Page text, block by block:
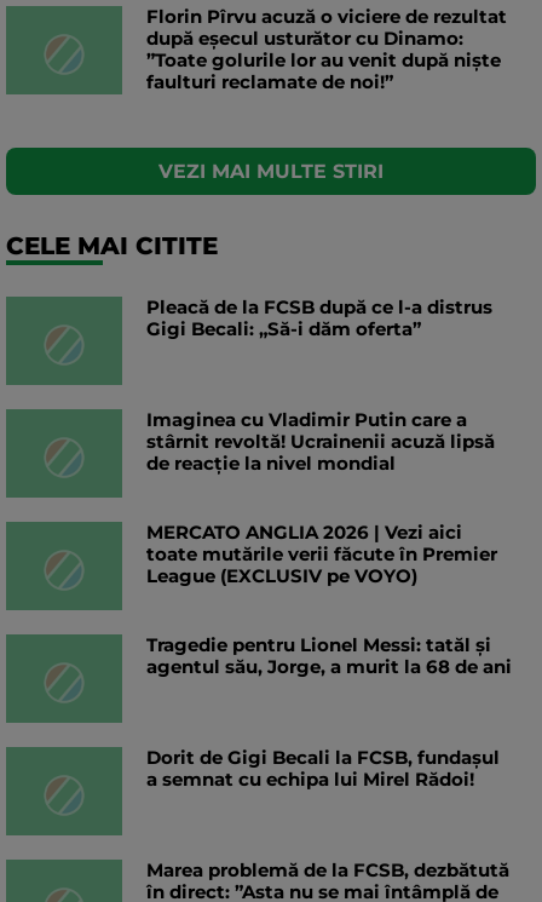
Florin Pîrvu acuză o viciere de rezultat
după eșecul usturător cu Dinamo:
”Toate golurile lor au venit după niște
faulturi reclamate de noi!”
VEZI MAI MULTE STIRI
CELE MAI CITITE
Pleacă de la FCSB după ce l-a distrus
Gigi Becali: „Să-i dăm oferta”
Imaginea cu Vladimir Putin care a
stârnit revoltă! Ucrainenii acuză lipsă
de reacție la nivel mondial
MERCATO ANGLIA 2026 | Vezi aici
toate mutările verii făcute în Premier
League (EXCLUSIV pe VOYO)
Tragedie pentru Lionel Messi: tatăl și
agentul său, Jorge, a murit la 68 de ani
Dorit de Gigi Becali la FCSB, fundașul
a semnat cu echipa lui Mirel Rădoi!
Marea problemă de la FCSB, dezbătută
în direct: ”Asta nu se mai întâmplă de